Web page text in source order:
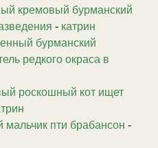
кремовый бурманский
- катрин
бурманский
редкого окраса в
роскошный кот ищет
мальчик пти брабансон -